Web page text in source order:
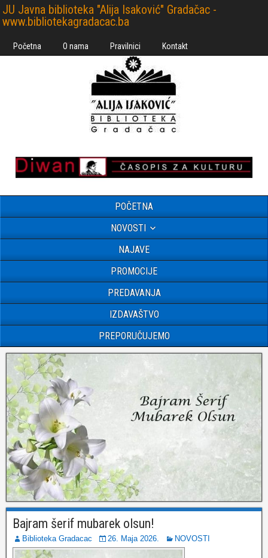
JU Javna biblioteka "Alija Isaković" Gradačac -
www.bibliotekagradacac.ba
Početna O nama Pravilnici Kontakt
POČETNA
NOVOSTI
NAJAVE
PROMOCIJE
PREDAVANJA
IZDAVAŠTVO
PREPORUČUJEMO
Bajram šerif mubarek olsun!
Biblioteka Gradacac 26. Maja 2026. NOVOSTI